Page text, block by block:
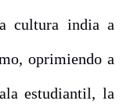
cultura india a
oprimiendo a
estudiantil, la